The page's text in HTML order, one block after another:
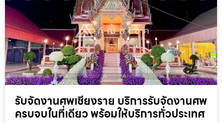
รับจัดงานศพเชียงราย บริการรับจัดงานศพ
ครบจบในที่เดียว พร้อมให้บริการทั่วประเทศ